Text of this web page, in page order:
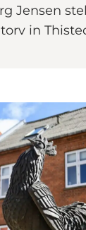
Jensen
in